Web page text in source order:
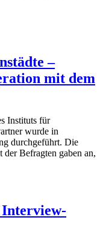
–
mit dem
Instituts für
wurde in
durchgeführt. Die
Befragten gaben an,
Interview-